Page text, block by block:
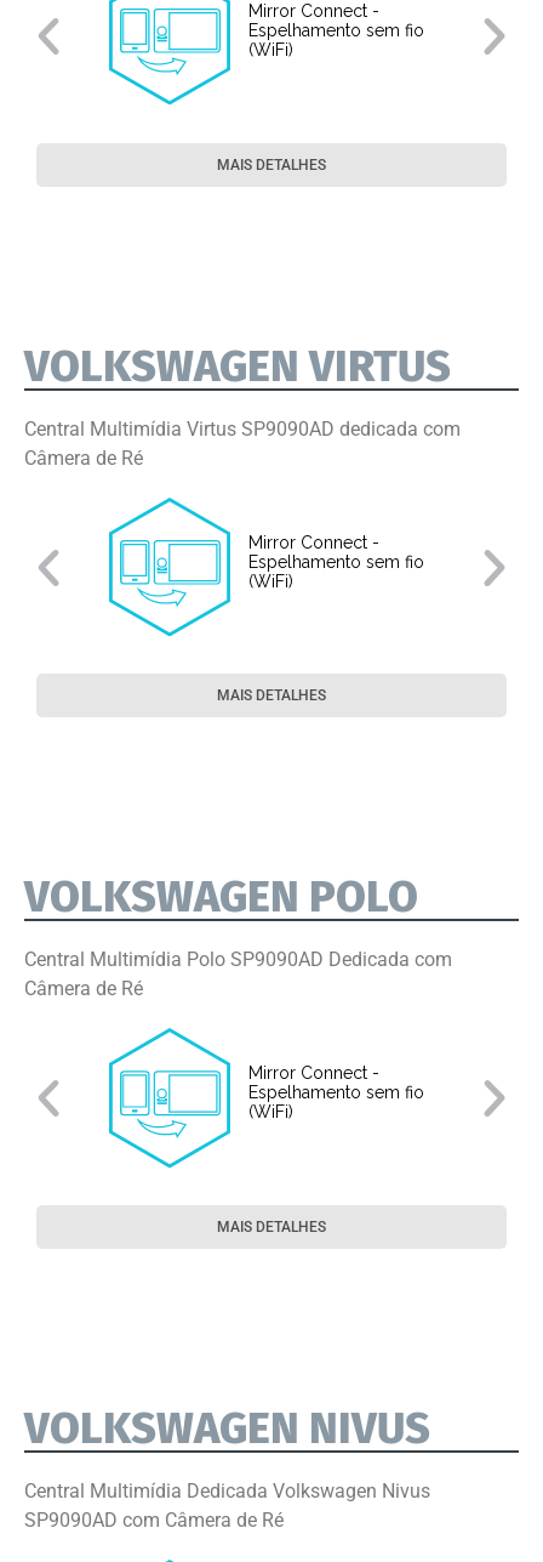
Mirror Connect -
Espelhamento sem fio
(WiFi)
MAIS DETALHES
VOLKSWAGEN VIRTUS
Central Multimídia Virtus SP9090AD dedicada com
Câmera de Ré
Mirror Connect -
Espelhamento sem fio
(WiFi)
MAIS DETALHES
VOLKSWAGEN POLO
Central Multimídia Polo SP9090AD Dedicada com
Câmera de Ré
Mirror Connect -
Espelhamento sem fio
(WiFi)
MAIS DETALHES
VOLKSWAGEN NIVUS
Central Multimídia Dedicada Volkswagen Nivus
SP9090AD com Câmera de Ré